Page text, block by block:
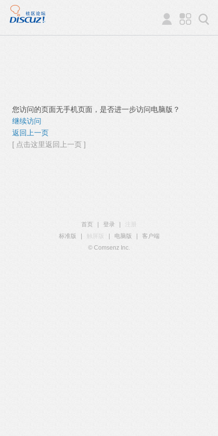
您访问的页面无手机页面，是否进一步访问电脑版？
继续访问
返回上一页
[ 点击这里返回上一页 ]
首页 登录
注册
标准版
触屏版 电脑版
客户端
© Comsenz Inc.